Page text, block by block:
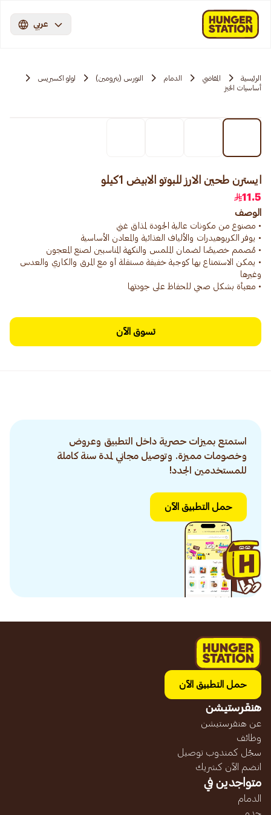
عربي
الرئيسية المقاضي الدمام النورس (بترومين)
لولو اكسبريس
أساسيات الخبز
ايسترن طحين الارز للبوتو الابيض 1كيلو
11.5
الوصف
• يمكن الاستمتاع بها كوجبة خفيفة مستقلة أو مع المرق والكاري والعدس
• معبأة بشكل صحي للحفاظ على جودتها
تسوق الآن
استمتع بميزات حصرية داخل التطبيق وعروض
وخصومات مميزة. وتوصيل مجاني لمدة سنة كاملة
للمستخدمين الجدد!
حمل التطبيق الآن
حمل التطبيق الآن
هنقرستيشن
عن هنقرستيشن
وظائف
سجّل كمندوب توصيل
انضم الآن كشريك
متواجدين في
الدمام